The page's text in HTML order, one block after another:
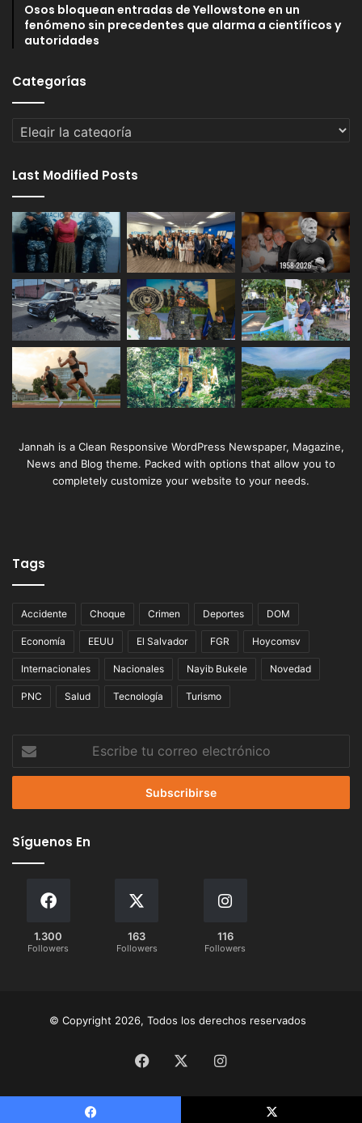
Osos bloquean entradas de Yellowstone en un
fenómeno sin precedentes que alarma a científicos y
autoridades
Categorías
Categorías
Last Modified Posts
Jannah is a Clean Responsive WordPress Newspaper, Magazine,
News and Blog theme. Packed with options that allow you to
completely customize your website to your needs.
Tags
Accidente Choque Crimen Deportes DOM
Economía EEUU El Salvador FGR Hoycomsv
Internacionales Nacionales Nayib Bukele Novedad
PNC Salud Tecnología Turismo
correo
Síguenos En
1.300
Followers
163
Followers
116
Followers
© Copyright 2026, Todos los derechos reservados
Facebook Instagram